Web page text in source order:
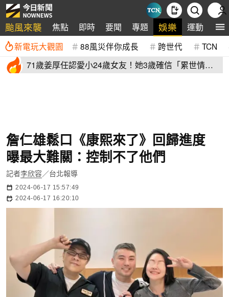
颱風來襲 焦點 即時 要聞 專題 娛樂 運動 全
新電玩大觀園 88風災伴你成長 跨世代 TCN
71歲姜厚任認愛小24歲女友！她3歲確信「累世情
詹仁雄鬆口《康熙來了》回歸進度
曝最大難關：控制不了他們
記者李欣容／台北報導
2024-06-17 15:57:49
2024-06-17 16:20:10